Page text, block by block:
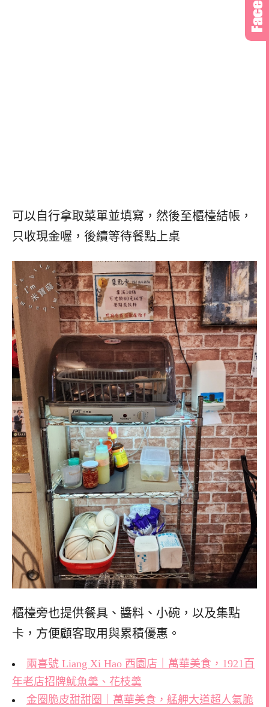
可以自行拿取菜單並填寫，然後至櫃檯結帳，
只收現金喔，後續等待餐點上桌
櫃檯旁也提供餐具、醬料、小碗，以及集點
卡，方便顧客取用與累積優惠。
兩喜號 Liang Xi Hao 西園店｜萬華美食，1921百
年老店招牌魷魚羹、花枝羹
金圈脆皮甜甜圈｜萬華美食，艋舺大道超人氣脆